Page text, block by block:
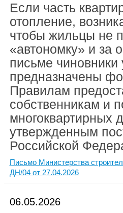
Если часть
отопление,
чтобы жильцы не
«автономку» и
письме чиновники
предназначены
Правилам
собственникам и
многоквартирных
утвержденным
Российской
Письмо Министерства
ДН/04 от 27.04.2026
06.05.2026